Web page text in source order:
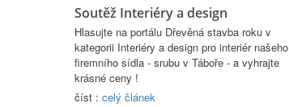
Soutěž Interiéry a design
Hlasujte na portálu Dřevěná stavba roku v
kategorii Interiéry a design pro interiér našeho
firemního sídla - srubu v Táboře - a vyhrajte
krásné ceny !
číst : celý článek